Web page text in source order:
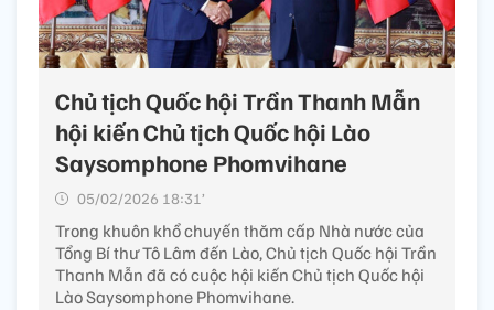
Chủ tịch Quốc hội Trần Thanh Mẫn
hội kiến Chủ tịch Quốc hội Lào
Saysomphone Phomvihane
05/02/2026 18:31’
Trong khuôn khổ chuyến thăm cấp Nhà nước của
Tổng Bí thư Tô Lâm đến Lào, Chủ tịch Quốc hội Trần
Thanh Mẫn đã có cuộc hội kiến Chủ tịch Quốc hội
Lào Saysomphone Phomvihane.